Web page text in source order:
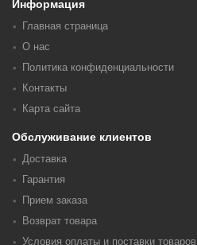
Информация
Главная страница
О нас
Политика конфиденциальности
Контакты
Карта сайта
Обслуживание клиентов
Доставка
Гарантия
Прием заказа
Возврат товара
Условия оплаты и поставки товаров